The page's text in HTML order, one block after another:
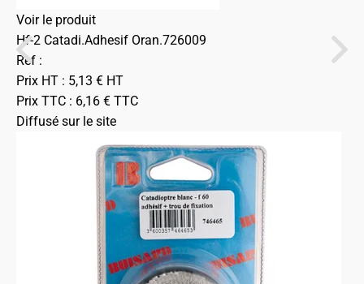
Voir le produit
Hf-2 Catadi.Adhesif Oran.726009
Ref :
Prix HT : 5,13 € HT
Prix TTC : 6,16 € TTC
Diffusé sur le site